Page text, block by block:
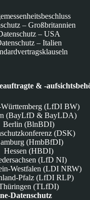
– Großbritannien
– USA
– Italien
& -
Württemberg (LfDI BW)
(BayLfD & BayLDA)
Berlin (BlnBDI)
(DSK)
(HmbBfDI)
Hessen (HBDI)
(LfD NI)
Westfalen (LDI NRW)
Pfalz (LfDI RLP)
(TLfDI)
Datenschutz